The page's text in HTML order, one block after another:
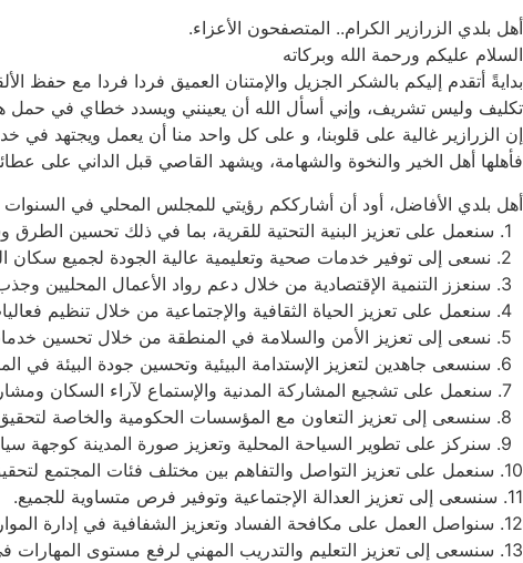
أهل بلدي الزرازير الكرام.. المتصفحون الأعزاء.
السلام عليكم ورحمة الله وبركاته
بدايةً أتقدم إليكم بالشكر الجزيل والإمتنان العميق فردا فردا مع حفظ
تكليف وليس تشريف، وإني أسأل الله أن يعينني ويسدد خطاي في حمل هذه
إن الزرازير غالية على قلوبنا، و على كل واحد منا أن يعمل ويجتهد في
فأهلها أهل الخير والنخوة والشهامة، ويشهد القاصي قبل الداني على
أهل بلدي الأفاضل، أود أن أشارككم رؤيتي للمجلس المحلي في
10.⁠ ⁠سنعمل على تعزيز التواصل والتفاهم بين مختلف فئات المجتمع لتحقيق التضامن والوحدة.
11.⁠ ⁠سنسعى إلى تعزيز العدالة الإجتماعية وتوفير فرص متساوية للجميع.
12.⁠ ⁠سنواصل العمل على مكافحة الفساد وتعزيز الشفافية في إدارة الموارد المحلية.
13.⁠ ⁠سنسعى إلى تعزيز التعليم والتدريب المهني لرفع مستوى المهارات في المنطقة.